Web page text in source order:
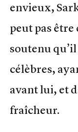
envieux,
peut pas
soutenu
célèbres,
avant lui, et
fraîcheur.